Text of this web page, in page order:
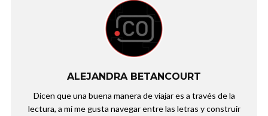
ALEJANDRA BETANCOURT
Dicen que una buena manera de viajar es a través de la
lectura, a mí me gusta navegar entre las letras y construir